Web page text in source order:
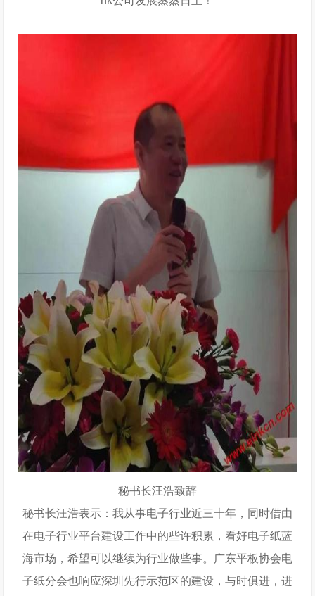
秘书长汪浩致辞
秘书长汪浩表示：我从事电子行业近三十年，同时借由
在电子行业平台建设工作中的些许积累，看好电子纸蓝
海市场，希望可以继续为行业做些事。广东平板协会电
子纸分会也响应深圳 先行示范区的建设，与时俱进，进